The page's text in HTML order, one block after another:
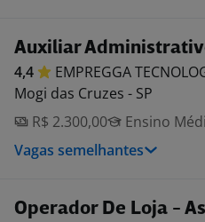
Auxiliar
4,4 EMPREGGA
Mogi das Cruzes - SP
R$ 2.300,00
Ensino
Vagas semelhantes
Operador De Loja -